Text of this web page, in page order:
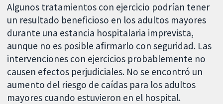
Algunos tratamientos con ejercicio podrían tener
un resultado beneficioso en los adultos mayores
durante una estancia hospitalaria imprevista,
aunque no es posible afirmarlo con seguridad. Las
intervenciones con ejercicios probablemente no
causen efectos perjudiciales. No se encontró un
aumento del riesgo de caídas para los adultos
mayores cuando estuvieron en el hospital.